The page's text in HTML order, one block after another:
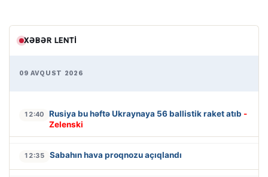
XƏBƏR LENTI
09 AVQUST 2026
12:40 Rusiya bu həftə Ukraynaya 56 ballistik raket atıb -
Zelenski
12:35 Sabahın hava proqnozu açıqlandı